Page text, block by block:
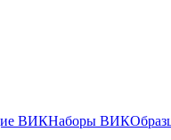
ВИКНаборы ВИК